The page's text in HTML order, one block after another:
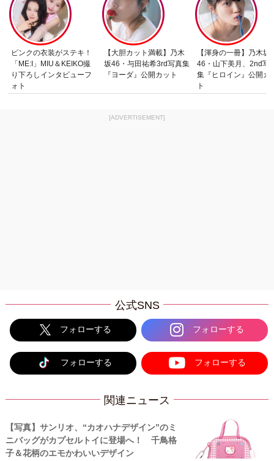
ピンクの衣装がステキ！
「ME:I」MIU＆KEIKO撮
り下ろしインタビューフ
ォト
【大胆カット満載】乃木
坂46・与田祐希3rd写真集
『ヨーダ』公開カット
【渾身の一冊】乃木坂
46・山下美月、2nd写
集『ヒロイン』公開カ
ト
[ADVERTISEMENT]
公式SNS
フォローする フォローする
フォローする フォローする
関連ニュース
【写真】サンリオ、“カオハナデザイン”のミ
ニバッグがカプセルトイに登場へ！ 千鳥格
子＆花柄のエモかわいいデザイン